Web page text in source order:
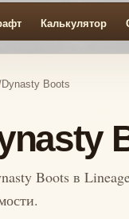
Калькулятор
Dynasty Boots
Boots в